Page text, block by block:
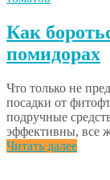
Как
помидорах
Что только не
посадки от
подручные
эффективны, все
Читать далее